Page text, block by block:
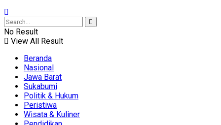
No Result
View All Result
Beranda
Nasional
Jawa Barat
Sukabumi
Politik & Hukum
Peristiwa
Wisata & Kuliner